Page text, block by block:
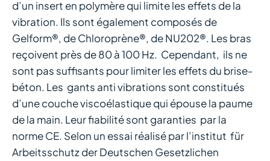
d’un insert en polymère qui limite les effets de la
vibration. Ils sont également composés de
Gelform®, de Chloroprène®, de NU202®. Les bras
reçoivent près de 80 à 100 Hz. Cependant, ils ne
sont pas suffisants pour limiter les effets du brise-
béton. Les gants anti vibrations sont constitués
d’une couche viscoélastique qui épouse la paume
de la main. Leur fiabilité sont garanties par la
norme CE. Selon un essai réalisé par l’institut für
Arbeitsschutz der Deutschen Gesetzlichen